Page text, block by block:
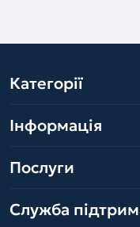
Категорії
Інформація
Послуги
Служба